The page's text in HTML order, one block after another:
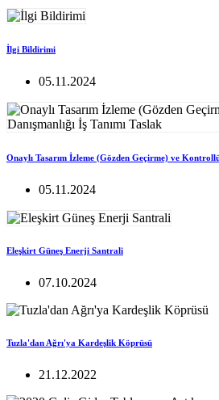
İlgi Bildirimi
05.11.2024
Onaylı Tasarım İzleme (Gözden Geçirme) ve
05.11.2024
Eleşkirt Güneş Enerji Santrali
07.10.2024
Tuzla'dan Ağrı'ya Kardeşlik Köprüsü
21.12.2022